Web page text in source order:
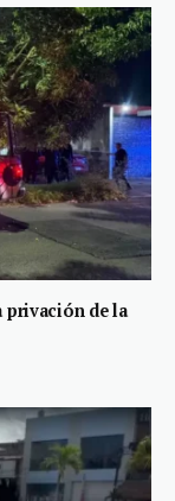
privación de la